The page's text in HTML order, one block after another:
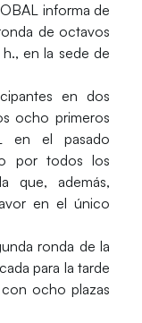
informa de
de octavos
en la sede de
en dos
ocho primeros
en el pasado
por todos los
que, además,
en el único
ronda de la
para la tarde
ocho plazas